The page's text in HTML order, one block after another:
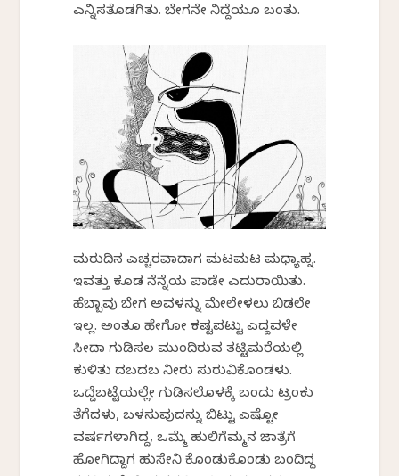
ಎನ್ನಿಸತೊಡಗಿತು. ಬೇಗನೇ ನಿದ್ದೆಯೂ ಬಂತು.
ಮರುದಿನ ಎಚ್ಚರವಾದಾಗ ಮಟಮಟ ಮಧ್ಯಾಹ್ನ.
ಇವತ್ತು ಕೂಡ ನೆನ್ನೆಯ ಪಾಡೇ ಎದುರಾಯಿತು.
ಹೆಬ್ಬಾವು ಬೇಗ ಅವಳನ್ನು ಮೇಲೇಳಲು ಬಿಡಲೇ
ಇಲ್ಲ. ಅಂತೂ ಹೇಗೋ ಕಷ್ಟಪಟ್ಟು ಎದ್ದವಳೇ
ಸೀದಾ ಗುಡಿಸಲ ಮುಂದಿರುವ ತಟ್ಟಿಮರೆಯಲ್ಲಿ
ಕುಳಿತು ದಬದಬ ನೀರು ಸುರುವಿಕೊಂಡಳು.
ಒದ್ದೆಬಟ್ಟೆಯಲ್ಲೇ ಗುಡಿಸಲೊಳಕ್ಕೆ ಬಂದು ಟ್ರಂಕು
ತೆಗೆದಳು, ಬಳಸುವುದನ್ನು ಬಿಟ್ಟು ಎಷ್ಟೋ
ವರ್ಷಗಳಾಗಿದ್ದ, ಒಮ್ಮೆ ಹುಲಿಗೆಮ್ಮನ ಜಾತ್ರೆಗೆ
ಹೋಗಿದ್ದಾಗ ಹುಸೇನಿ ಕೊಂಡುಕೊಂಡು ಬಂದಿದ್ದ